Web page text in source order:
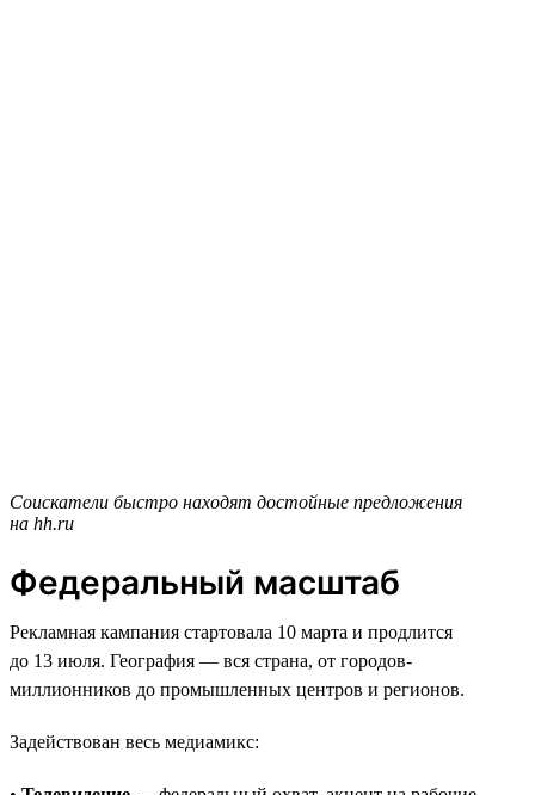
Соискатели быстро находят достойные предложения
на hh.ru
Федеральный масштаб
Рекламная кампания стартовала 10 марта и продлится
до 13 июля. География — вся страна, от городов-
миллионников до промышленных центров и регионов.
Задействован весь медиамикс: